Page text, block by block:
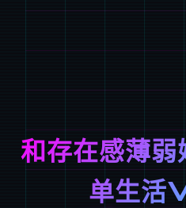
和存在感薄弱
单生